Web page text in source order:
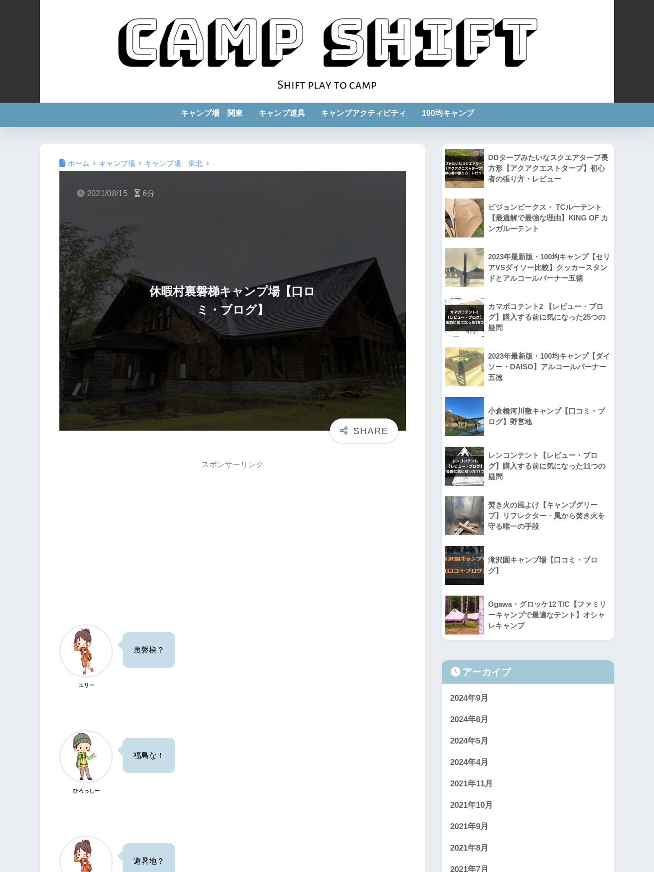
キャンプ場 関東 キャンプ道具 キャンプアクティビティ 100均キャンプ
ホーム キャンプ場 キャンプ場 東北
休暇村裏磐梯キャンプ場【口ロ
ミ・ブログ】
2021/08/15 6分
スポンサーリンク
エリー
裏磐梯？
ひろっしー
福島な！
避暑地？
DDタープみたいなスクエアタープ長
方形【アクアクエストタープ】初心
者の張り方・レビュー
ビジョンピークス・ TCルーテント
【最適解で最強な理由】KING OF カ
ンガルーテント
2023年最新版・100均キャンプ【セリ
アVSダイソー比較】クッカースタン
ドとアルコールバーナー五徳
カマボコテント2 【レビュー・ブロ
グ】購入する前に気になった25つの
疑問
2023年最新版・100均キャンプ【ダイ
ソー・DAISO】アルコールバーナー
五徳
小倉橋河川敷キャンプ【口コミ・ブ
ログ】野営地
レンコンテント【レビュー・ブロ
グ】購入する前に気になった11つの
疑問
焚き火の風よけ【キャンプグリー
ブ】リフレクター・風から焚き火を
守る唯一の手段
滝沢園キャンプ場【口コミ・ブロ
グ】
Ogawa・グロッケ12 T/C【ファミリ
ーキャンプで最適なテント】オシャ
レキャンプ
アーカイブ
2024年9月
2024年6月
2024年5月
2024年4月
2021年11月
2021年10月
2021年9月
2021年8月
2021年7月